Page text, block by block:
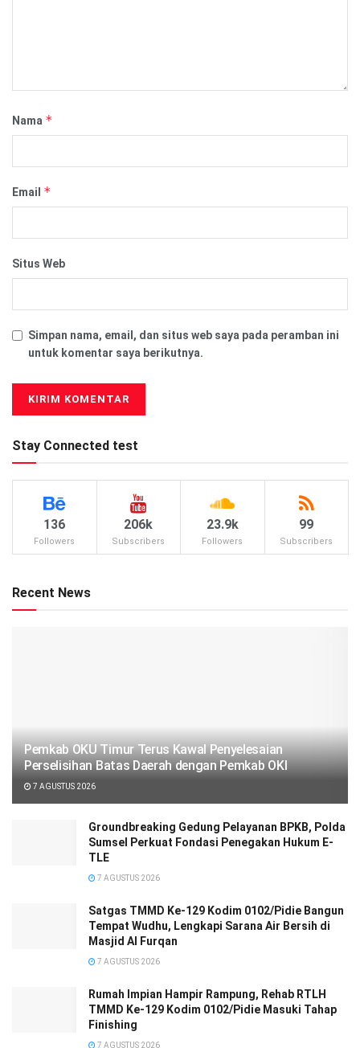
Nama *
Email *
Situs Web
Simpan nama, email, dan situs web saya pada peramban ini
untuk komentar saya berikutnya.
Stay Connected test
136
Followers
206k
Subscribers
23.9k
Followers
99
Subscribers
Recent News
Pemkab OKU Timur Terus Kawal Penyelesaian
Perselisihan Batas Daerah dengan Pemkab OKI
7 AGUSTUS 2026
Groundbreaking Gedung Pelayanan BPKB, Polda
Sumsel Perkuat Fondasi Penegakan Hukum E-
TLE
7 AGUSTUS 2026
Satgas TMMD Ke-129 Kodim 0102/Pidie Bangun
Tempat Wudhu, Lengkapi Sarana Air Bersih di
Masjid Al Furqan
7 AGUSTUS 2026
Rumah Impian Hampir Rampung, Rehab RTLH
TMMD Ke-129 Kodim 0102/Pidie Masuki Tahap
Finishing
7 AGUSTUS 2026